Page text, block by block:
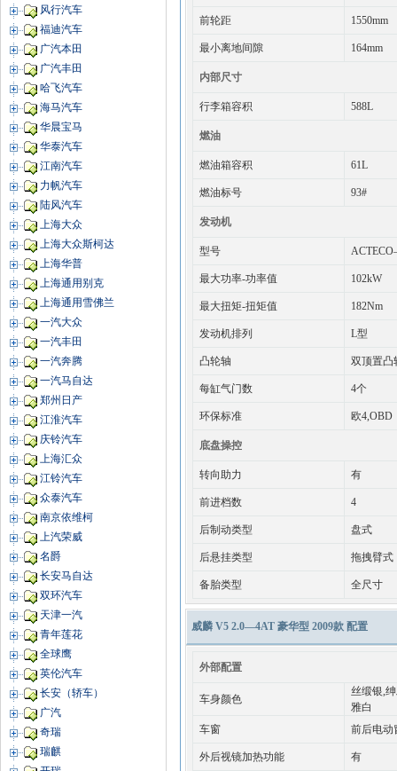
前轮距 1550mm
最小离地间隙 164mm
内部尺寸
行李箱容积 588L
燃油
燃油箱容积 61L
燃油标号 93#
发动机
型号
最大功率-功率值 102kW
最大扭矩-扭矩值 182Nm
发动机排列 L型
凸轮轴 双顶置凸
每缸气门数 4个
环保标准 欧4,OBD
底盘操控
转向助力 有
前进档数 4
后制动类型 盘式
后悬挂类型 拖拽臂式
备胎类型 全尺寸
威麟 V5 2.0—4AT 豪华型 2009款 配置
外部配置
车身颜色
丝缎银,
雅白
车窗
前后电动
外后视镜加热功能 有
风行汽车
福迪汽车
广汽本田
广汽丰田
哈飞汽车
海马汽车
华晨宝马
华泰汽车
江南汽车
力帆汽车
陆风汽车
上海大众
上海大众斯柯达
上海华普
上海通用别克
上海通用雪佛兰
一汽大众
一汽丰田
一汽奔腾
一汽马自达
郑州日产
江淮汽车
庆铃汽车
上海汇众
江铃汽车
众泰汽车
南京依维柯
上汽荣威
名爵
长安马自达
双环汽车
天津一汽
青年莲花
全球鹰
英伦汽车
长安（轿车）
广汽
奇瑞
瑞麒